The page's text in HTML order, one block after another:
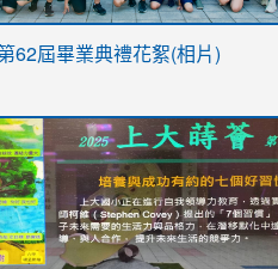
62屆畢業典禮花絮(相片)
file/d/1I-
stes.tyc.edu.tw/